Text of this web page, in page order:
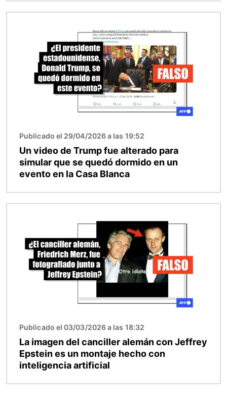
Publicado el 29/04/2026 a las 19:52
Un video de Trump fue alterado para
simular que se quedó dormido en un
evento en la Casa Blanca
Publicado el 03/03/2026 a las 18:32
La imagen del canciller alemán con Jeffrey
Epstein es un montaje hecho con
inteligencia artificial